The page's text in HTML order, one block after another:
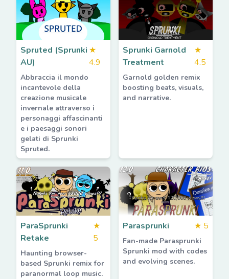
Spruted (Sprunki
AU)
★
4.9
Abbraccia il mondo
incantevole della
creazione musicale
invernale attraverso i
personaggi affascinanti
e i paesaggi sonori
gelati di Sprunki
Spruted.
Sprunki Garnold
Treatment
★
4.5
Garnold golden remix
boosting beats, visuals,
and narrative.
ParaSprunki
Retake
★
5
Haunting browser-
based Sprunki remix for
paranormal loop music.
Parasprunki ★ 5
Fan-made Parasprunki
Sprunki mod with codes
and evolving scenes.